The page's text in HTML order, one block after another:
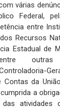
várias
Federal,
entre
Recursos
Estadual de
outras
da
a
atividades